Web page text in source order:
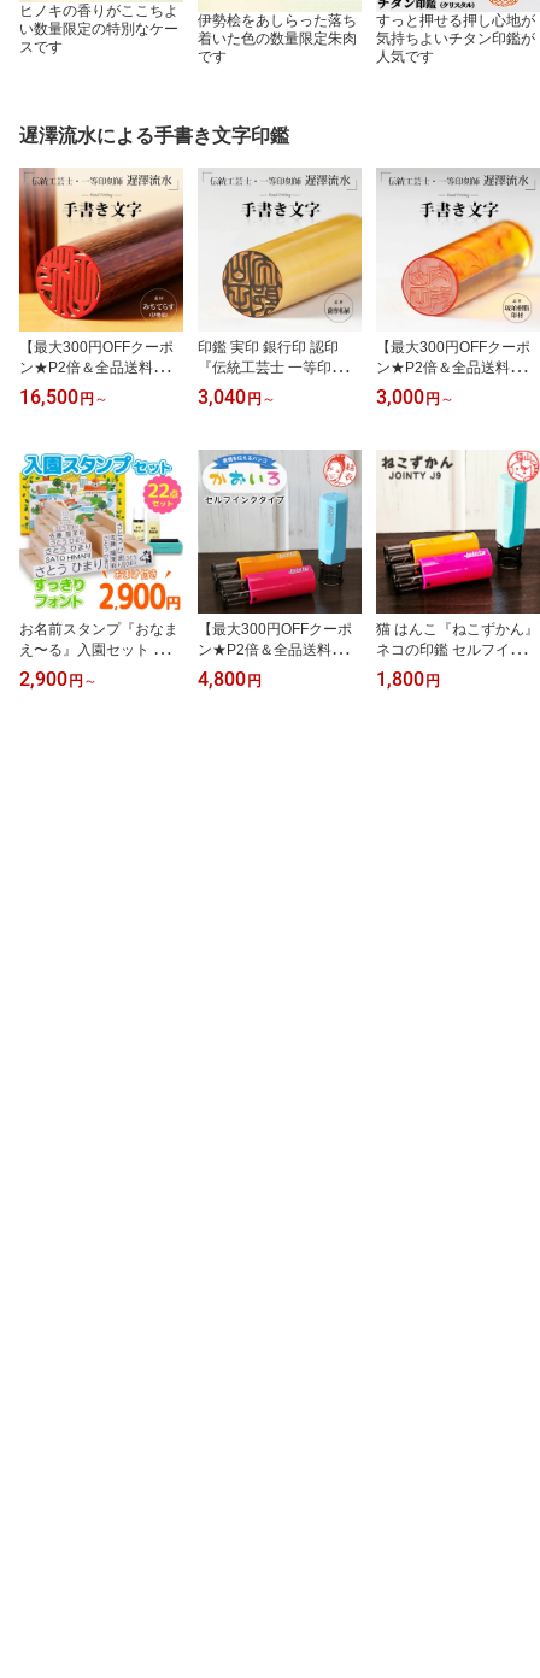
ヒノキの香りがここちよ
い数量限定の特別なケー
スです
伊勢桧をあしらった落ち
着いた色の数量限定朱肉
です
すっと押せる押し心地が
気持ちよいチタン印鑑が
人気です
遅澤流水による手書き文字印鑑
【最大300円OFFクーポ
ン★P2倍＆全品送料無
料】【12mm 13.5mm 15
mm 16.5mm 18mm】
師 遅澤流水」手書き文字
みちてらす 専用印鑑ケー
ス付 実印 銀行印 認め印
【送料無料】 [メール便]
16,500 円 ～
印鑑 実印 銀行印 認印
『伝統工芸士 一等印刻師
遅澤流水』手書き文字 薩
摩柘植 高級印鑑ケース付
円OFFクーポン★P2倍＆
全品送料無料】
3,040 円 ～
【最大300円OFFクーポ
ン★P2倍＆全品送料無
料】【10.5mm 12mm 1
3.5mm 15mm 16.5mm 1
等印刻師 遅澤流水」手書
き文字 琥珀樹脂 高級印
鑑ケース付 実印 銀行印
認め印【送料無料】 [メ
ール便]
3,000 円 ～
お名前スタンプ『おなま
え〜る』入園セット ひら
がな 漢字 ローマ字 アイ
ロン不要 布 油性 保育園
2,900 円 ～
【最大300円OFFクーポ
ン★P2倍＆全品送料無
料】「表情」を伝えるは
んこ 似顔絵データ付きハ
4,800 円
猫 はんこ『ねこずかん』
ネコの印鑑 セルフインク
スタンプ シャチハタ キ
ャップレス ネーム印 猫
1,800 円